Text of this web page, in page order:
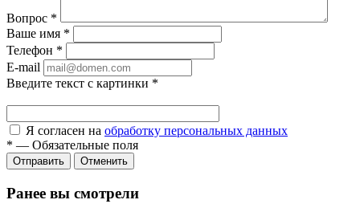
Вопрос *
Ваше имя *
Телефон *
E-mail
Введите текст с картинки *
Я согласен на обработку персональных данных
* — Обязательные поля
Отправить Отменить
Ранее вы смотрели